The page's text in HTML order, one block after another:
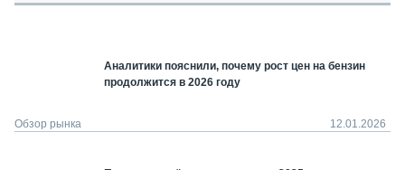
МЕРОПРИЯТИЯ
О ПРОЕКТЕ
Аналитики пояснили, почему рост цен на бензин
продолжится в 2026 году
Обзор рынка 12.01.2026